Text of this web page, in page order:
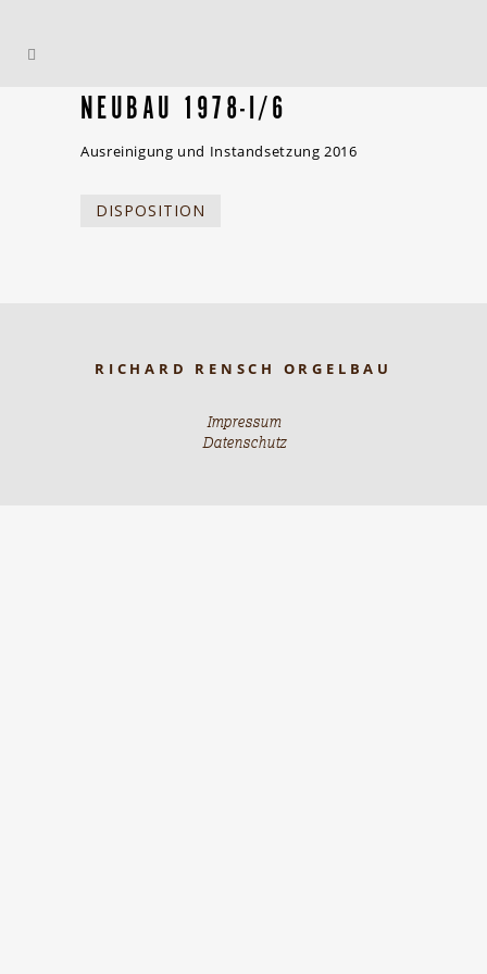
NEUBAU 1978-I/6
Ausreinigung und Instandsetzung 2016
DISPOSITION
RICHARD RENSCH ORGELBAU
Impressum
Datenschutz